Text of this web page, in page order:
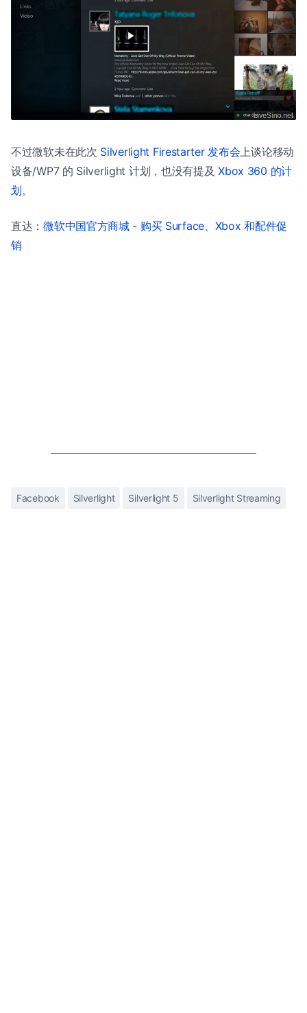
不过微软未在此次 Silverlight Firestarter 发布会上谈论移动
设备/WP7 的 Silverlight 计划，也没有提及Xbox 360 的计
划。
直达：微软中国官方商城 - 购买 Surface、Xbox 和配件促
销
Facebook Silverlight Silverlight 5 Silverlight Streaming